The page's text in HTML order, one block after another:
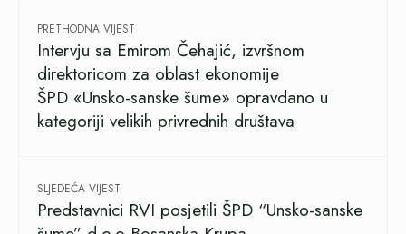
PRETHODNA VIJEST
Intervju sa Emirom Čehajić, izvršnom
direktoricom za oblast ekonomije
ŠPD «Unsko-sanske šume» opravdano u
kategoriji velikih privrednih društava
SLJEDEĆA VIJEST
Predstavnici RVI posjetili ŠPD “Unsko-sanske